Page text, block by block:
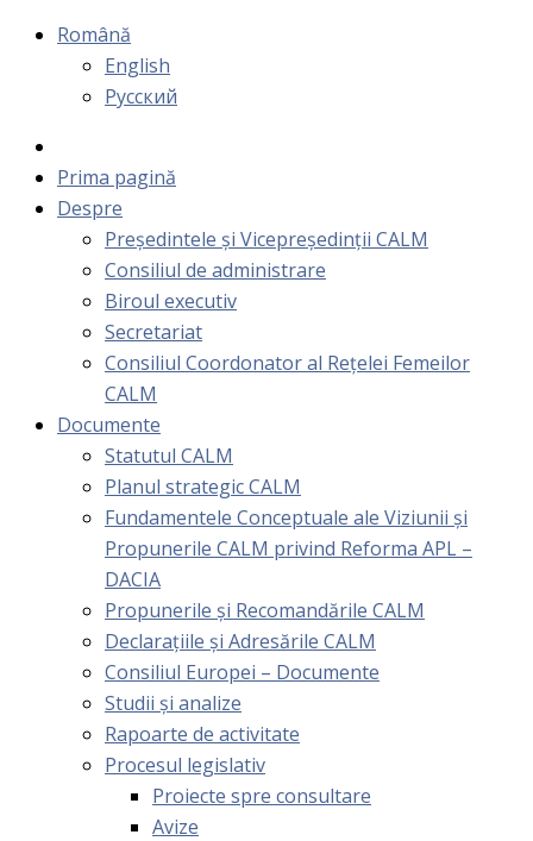
Română
English
Русский
Prima pagină
Despre
Președintele și Vicepreședinții CALM
Consiliul de administrare
Biroul executiv
Secretariat
Consiliul Coordonator al Rețelei Femeilor
CALM
Documente
Statutul CALM
Planul strategic CALM
Fundamentele Conceptuale ale Viziunii și
Propunerile CALM privind Reforma APL –
DACIA
Propunerile și Recomandările CALM
Declarațiile și Adresările CALM
Consiliul Europei – Documente
Studii și analize
Rapoarte de activitate
Procesul legislativ
Proiecte spre consultare
Avize